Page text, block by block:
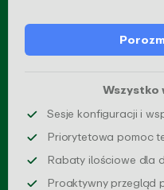
Wszystko
Sesje konfiguracji i
Priorytetowa pomoc
Rabaty ilościowe dla
Proaktywny przegląd